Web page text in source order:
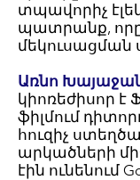
տպավորիչ
պատրանք,
մեկուսացման
Առնո
կիոռեժիսոր է
ֆիլմում
հուզիչ
արկածների
էին ունենում